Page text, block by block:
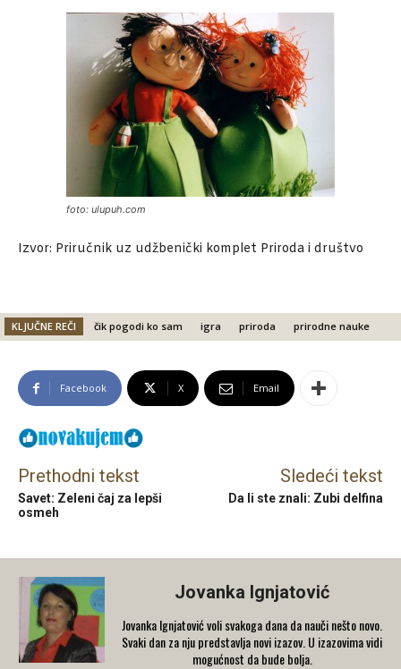
foto: ulupuh.com
Izvor: Priručnik uz udžbenički komplet Priroda i društvo
KLJUČNE REČI čik pogodi ko sam igra priroda prirodne nauke
Facebook X Email
Prethodni tekst
Savet: Zeleni čaj za lepši
osmeh
Sledeći tekst
Da li ste znali: Zubi delfina
Jovanka Ignjatović
Jovanka Ignjatović voli svakoga dana da nauči nešto novo.
Svaki dan za nju predstavlja novi izazov. U izazovima vidi
mogućnost da bude bolja.